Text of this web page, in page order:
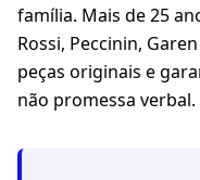
família. Mais de 25
Rossi, Peccinin,
peças originais e
não promessa verbal.